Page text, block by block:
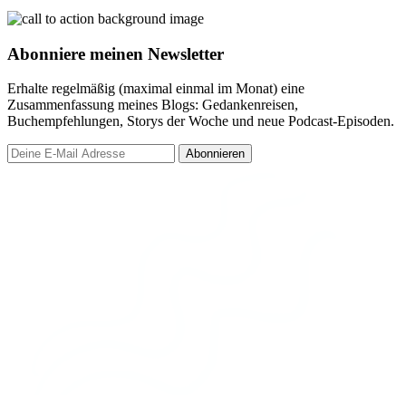
Abonniere meinen Newsletter
Erhalte regelmäßig (maximal einmal im Monat) eine
Zusammenfassung meines Blogs: Gedankenreisen,
Buchempfehlungen, Storys der Woche und neue Podcast-Episoden.
Abonnieren